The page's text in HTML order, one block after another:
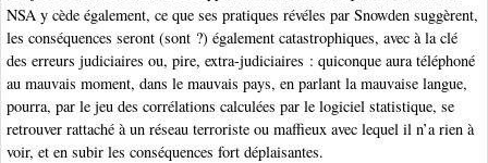
NSA y cède également, ce que ses pratiques révéles par Snowden suggèrent,
les conséquences seront (sont ?) également catastrophiques, avec à la clé
des erreurs judiciaires ou, pire, extra-judiciaires : quiconque aura téléphoné
au mauvais moment, dans le mauvais pays, en parlant la mauvaise langue,
pourra, par le jeu des corrélations calculées par le logiciel statistique, se
retrouver rattaché à un réseau terroriste ou maffieux avec lequel il n’a rien à
voir, et en subir les conséquences fort déplaisantes.